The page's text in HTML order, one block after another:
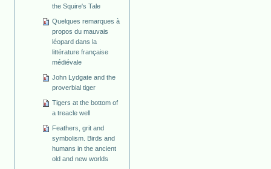
the Squire's Tale
Quelques remarques à
propos du mauvais
léopard dans la
littérature française
médiévale
John Lydgate and the
proverbial tiger
Tigers at the bottom of
a treacle well
Feathers, grit and
symbolism. Birds and
humans in the ancient
old and new worlds